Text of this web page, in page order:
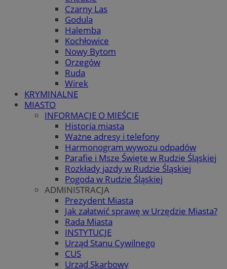
Czarny Las
Godula
Halemba
Kochłowice
Nowy Bytom
Orzegów
Ruda
Wirek
KRYMINALNE
MIASTO
INFORMACJE O MIEŚCIE
Historia miasta
Ważne adresy i telefony
Harmonogram wywozu odpadów
Parafie i Msze Święte w Rudzie Śląskiej
Rozkłady jazdy w Rudzie Śląskiej
Pogoda w Rudzie Śląskiej
ADMINISTRACJA
Prezydent Miasta
Jak załatwić sprawę w Urzędzie Miasta?
Rada Miasta
INSTYTUCJE
Urząd Stanu Cywilnego
CUS
Urząd Skarbowy